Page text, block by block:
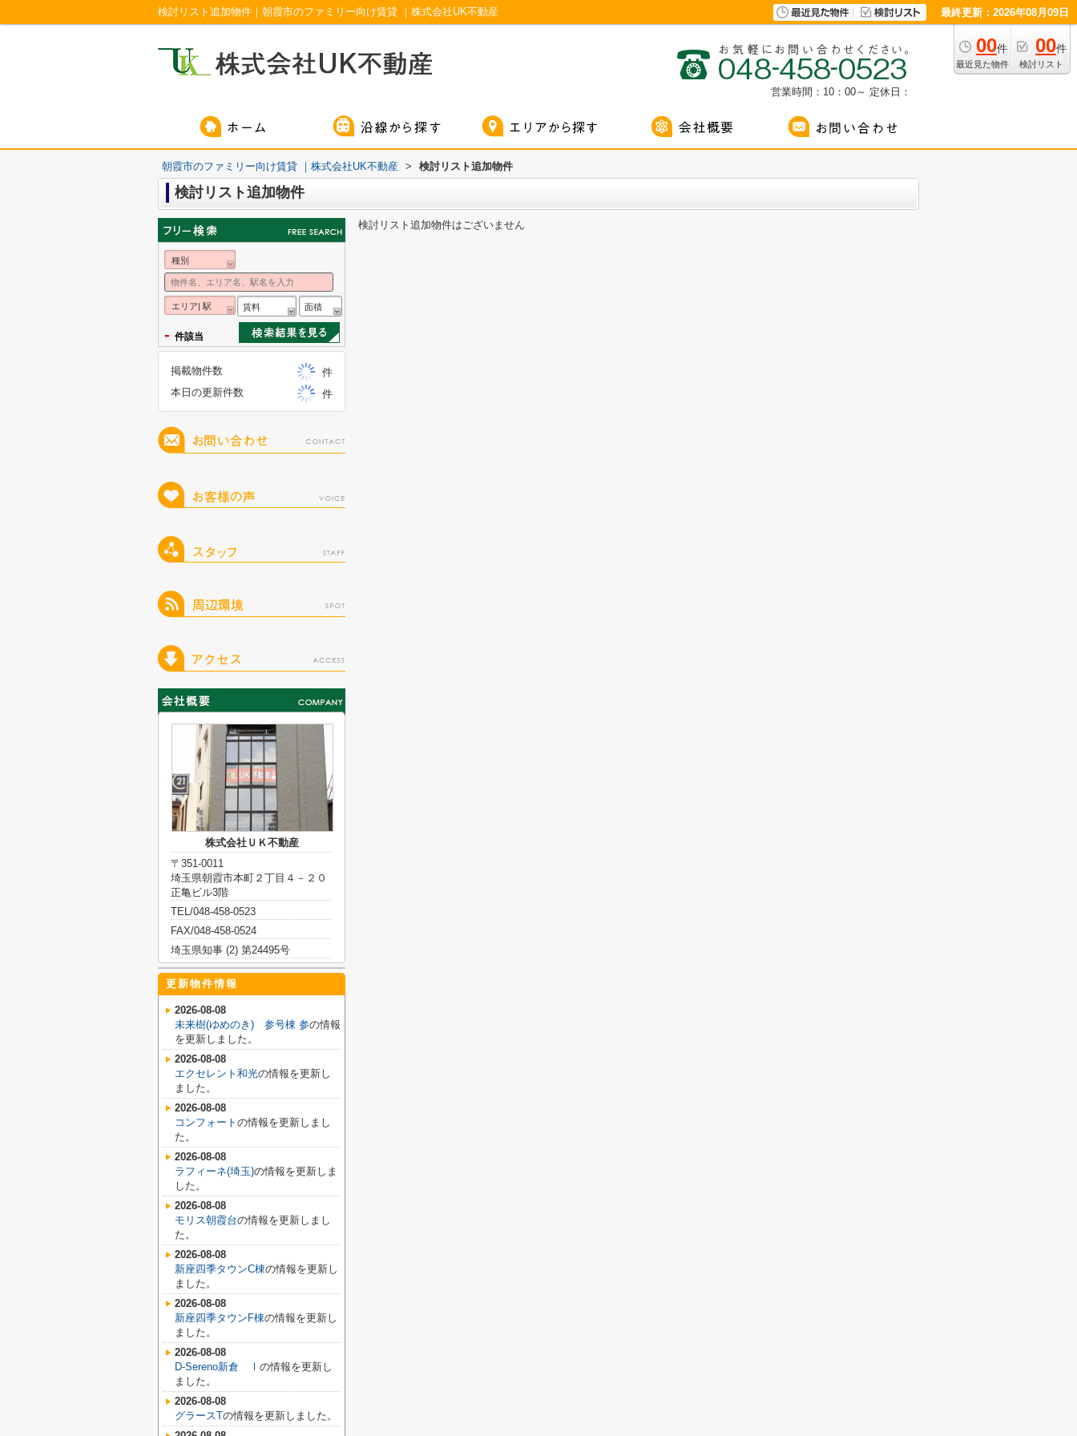
検討リスト追加物件｜朝霞市のファミリー向け賃貸 ｜株式会社UK不動産 最終更新：2026年08月09日
00件
最近見た物件
00件
検討リスト
営業時間：10：00～ 定休日：
朝霞市のファミリー向け賃貸 ｜株式会社UK不動産 > 検討リスト追加物件
検討リスト追加物件
検討リスト追加物件はございません
種別
エリア| 駅 賃料 面積
- 件該当
掲載物件数
件
本日の更新件数
件
株式会社ＵＫ不動産
〒351-0011
埼玉県朝霞市本町２丁目４－２０
正亀ビル3階
TEL/048-458-0523
FAX/048-458-0524
埼玉県知事 (2) 第24495号
更新物件情報
2026-08-08
未来樹(ゆめのき) 参号棟 参の情報
を更新しました。
2026-08-08
エクセレント和光の情報を更新し
ました。
2026-08-08
コンフォート の情報を更新しまし
た。
2026-08-08
ラフィーネ(埼玉)の情報を更新しま
した。
2026-08-08
モリス朝霞台の情報を更新しまし
た。
2026-08-08
新座四季タウンC棟の情報を更新し
ました。
2026-08-08
新座四季タウンF棟の情報を更新し
ました。
2026-08-08
D-Sereno新倉 Ⅰ の情報を更新し
ました。
2026-08-08
グラースTの情報を更新しました。